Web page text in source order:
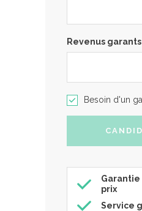
Revenus
Besoin d'un
prix
Service